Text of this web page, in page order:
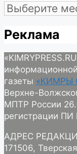
Архив
Реклама
газеты «КИМРЫ
Верхне-
МПТР России
регистрации
АДРЕС
171506,